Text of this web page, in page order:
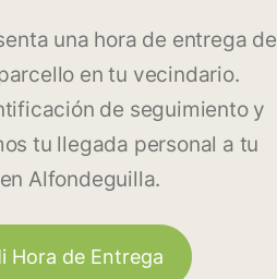
una hora de entrega de
en tu vecindario.
de seguimiento y
tu llegada personal a tu
Alfondeguilla.
Hora de Entrega